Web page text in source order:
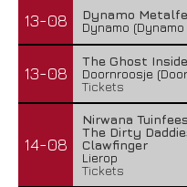
13-08
Dynamo
Dynamo
13-08
The Ghost Inside
Doornroosje
Tickets
14-08
Nirwana
The Dirty
Clawfinger
Lierop
Tickets